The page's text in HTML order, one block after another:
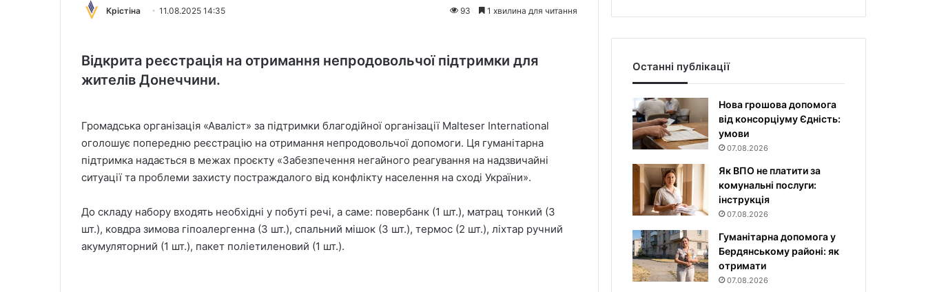
Крістіна 11.08.2025 14:35 93 1 хвилина для читання
Відкрита реєстрація на отримання непродовольчої підтримки для
жителів Донеччини.
Громадська організація «Аваліст» за підтримки благодійної організації Malteser International
оголошує попередню реєстрацію на отримання непродовольчої допомоги. Ця гуманітарна
підтримка надається в межах проєкту «Забезпечення негайного реагування на надзвичайні
ситуації та проблеми захисту постраждалого від конфлікту населення на сході України».
До складу набору входять необхідні у побуті речі, а саме: повербанк (1 шт.), матрац тонкий (3
шт.), ковдра зимова гіпоалергенна (3 шт.), спальний мішок (3 шт.), термос (2 шт.), ліхтар ручний
акумуляторний (1 шт.), пакет поліетиленовий (1 шт.).
Останні публікації
Нова грошова допомога
від консорціуму Єдність:
умови
07.08.2026
Як ВПО не платити за
комунальні послуги:
інструкція
07.08.2026
Гуманітарна допомога у
Бердянському районі: як
отримати
07.08.2026